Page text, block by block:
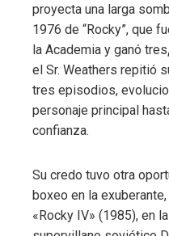
proyecta una larga
1976 de “Rocky”, que
la Academia y ganó tres
el Sr. Weathers repitió
tres episodios,
personaje principal
confianza.
Su credo tuvo otra
boxeo en la
«Rocky IV» (1985), en